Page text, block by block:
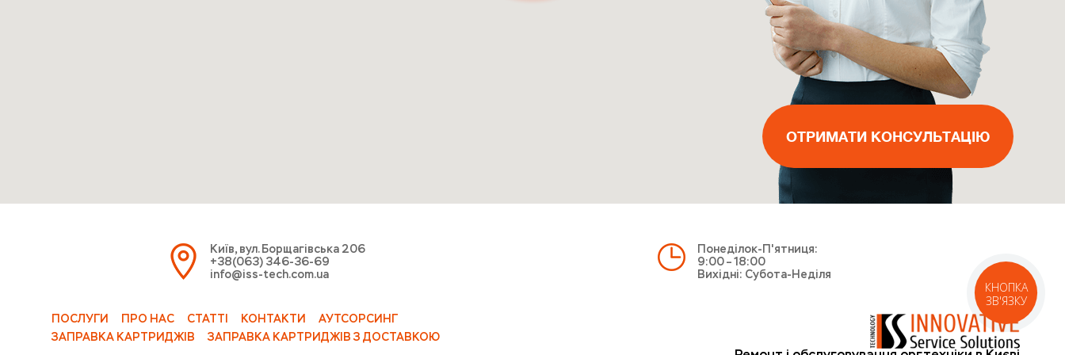
ОТРИМАТИ КОНСУЛЬТАЦІЮ
ВИКЛИКАТИ КУР'ЄРА
ВИКЛИКАТИ МАЙСТРА
ОТРИМАТИ КОНСУЛЬТАЦІЮ
ОТРИМАТИ КОНСУЛЬТАЦІЮ
Київ, вул. Борщагівська 206
+38(063) 346-36-69
info@iss-tech.com.ua
Понеділок-П'ятниця:
9:00 – 18:00
Вихідні: Субота-Неділя
ПОСЛУГИ ПРО НАС СТАТТІ КОНТАКТИ
АУТСОРСИНГ
ЗАПРАВКА КАРТРИДЖІВ
ЗАПРАВКА КАРТРИДЖІВ З ДОСТАВКОЮ
КНОПКА
ЗВ'ЯЗКУ